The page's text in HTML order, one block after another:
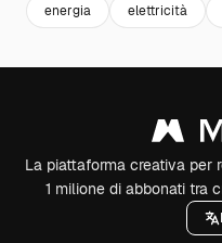
energia elettricità
La piattaforma creativa per
1 milione di abbonati tra